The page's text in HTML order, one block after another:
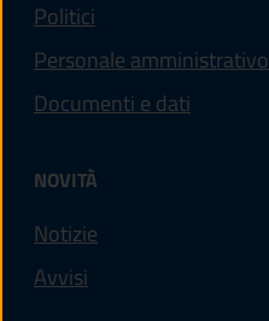
Politici
Personale amministrativo
Documenti e dati
NOVITÀ
Notizie
Avvisi